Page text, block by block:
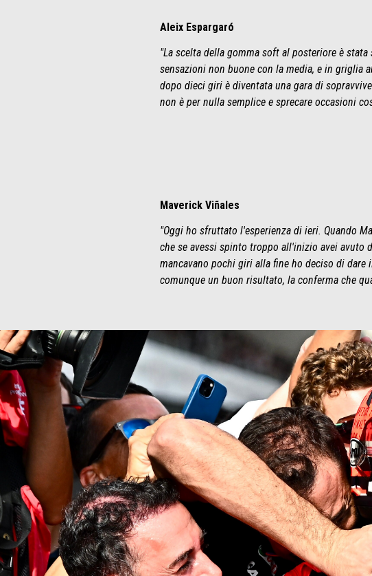
Aleix Espargaró
"La scelta della gomma soft al posteriore è
sensazioni non buone con la media, e in griglia
dopo dieci giri è diventata una gara di
non è per nulla semplice e sprecare occasioni
Maverick Viñales
"Oggi ho sfruttato l'esperienza di ieri. Quando
che se avessi spinto troppo all'inizio avei avuto
mancavano pochi giri alla fine ho deciso di
comunque un buon risultato, la conferma che